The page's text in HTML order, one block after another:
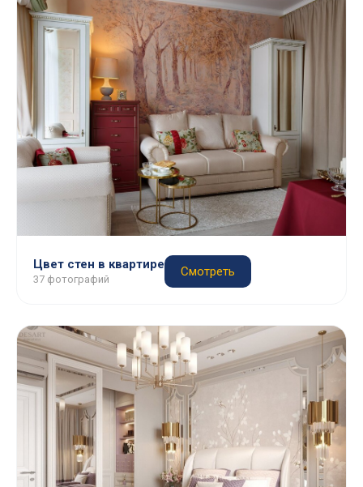
Цвет стен в квартире
37 фотографий
Смотреть